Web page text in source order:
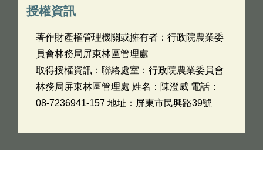
授權資訊
著作財產權管理機關或擁有者：行政院農業委
員會林務局屏東林區管理處
取得授權資訊：聯絡處室：行政院農業委員會
林務局屏東林區管理處 姓名：陳澄威 電話：
08-7236941-157 地址：屏東市民興路39號